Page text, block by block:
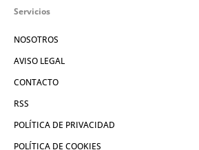
Servicios
NOSOTROS
AVISO LEGAL
CONTACTO
RSS
POLÍTICA DE PRIVACIDAD
POLÍTICA DE COOKIES